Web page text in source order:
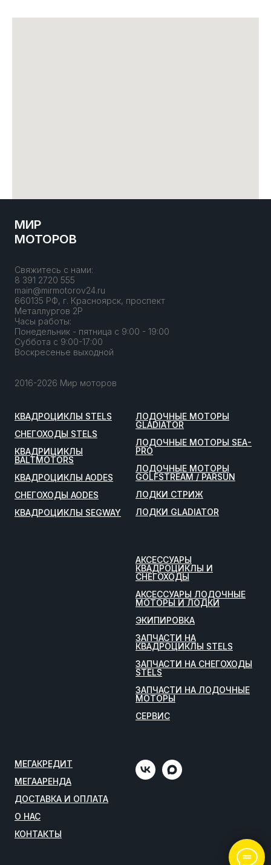
МИР
МОТОРОВ
Свяжитесь с нами:
8 391 2720 555
main@mirmotorov24.ru
660135 РФ, г. Красноярск, проспект
Металлургов 2Р
Часы работы:
Понедельник - пятница с 9:00 - 19:00
Суббота с 9:00-17:00
Воскресенье выходной
2016-2026 Мир моторов
КВАДРОЦИКЛЫ STELS
СНЕГОХОДЫ STELS
КВАДРИЦИКЛЫ
BALTMOTORS
КВАДРОЦИКЛЫ AODES
СНЕГОХОДЫ AODES
КВАДРОЦИКЛЫ SEGWAY
ЛОДОЧНЫЕ МОТОРЫ
GLADIATOR
ЛОДОЧНЫЕ МОТОРЫ SEA-
PRO
ЛОДОЧНЫЕ МОТОРЫ
GOLFSTREAM / PARSUN
ЛОДКИ СТРИЖ
ЛОДКИ GLADIATOR
АКСЕССУАРЫ
КВАДРОЦИКЛЫ И
СНЕГОХОДЫ
АКСЕССУАРЫ ЛОДОЧНЫЕ
МОТОРЫ И ЛОДКИ
ЭКИПИРОВКА
ЗАПЧАСТИ НА
КВАДРОЦИКЛЫ STELS
ЗАПЧАСТИ НА СНЕГОХОДЫ
STELS
ЗАПЧАСТИ НА ЛОДОЧНЫЕ
МОТОРЫ
СЕРВИС
МЕГАКРЕДИТ
МЕГААРЕНДА
ДОСТАВКА И ОПЛАТА
О НАС
КОНТАКТЫ